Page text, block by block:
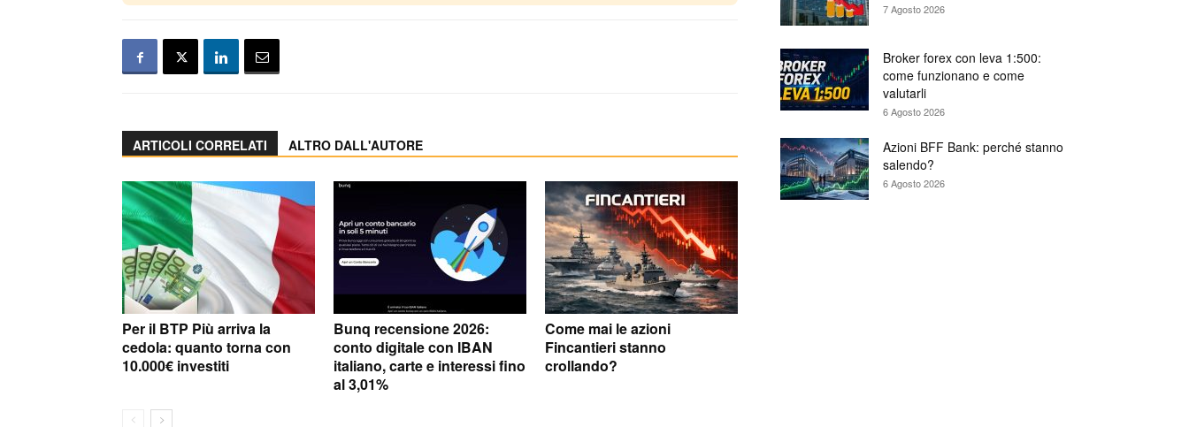
ARTICOLI CORRELATI ALTRO DALL'AUTORE
Per il BTP Più arriva la
cedola: quanto torna con
10.000€ investiti
Bunq recensione 2026:
conto digitale con IBAN
italiano, carte e interessi fino
al 3,01%
Come mai le azioni
Fincantieri stanno
crollando?
7 Agosto 2026
Broker forex con leva 1:500:
come funzionano e come
valutarli
6 Agosto 2026
Azioni BFF Bank: perché stanno
salendo?
6 Agosto 2026